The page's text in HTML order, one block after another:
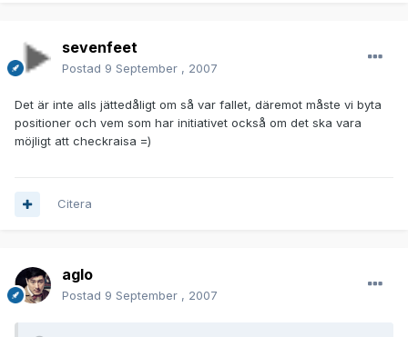
sevenfeet
Postad 9 September , 2007
Det är inte alls jättedåligt om så var fallet, däremot måste vi byta
positioner och vem som har initiativet också om det ska vara
möjligt att checkraisa =)
Citera
aglo
Postad 9 September , 2007